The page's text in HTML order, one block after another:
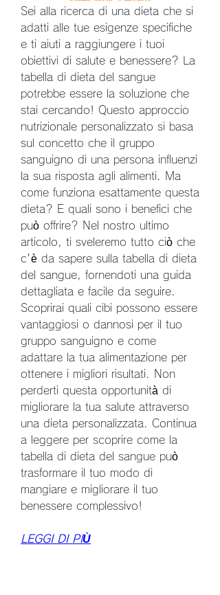
Sei alla ricerca di una dieta che si
adatti alle tue esigenze specifiche
e ti aiuti a raggiungere i tuoi
obiettivi di salute e benessere? La
tabella di dieta del sangue
potrebbe essere la soluzione che
stai cercando! Questo approccio
nutrizionale personalizzato si basa
sul concetto che il gruppo
sanguigno di una persona influenzi
la sua risposta agli alimenti. Ma
come funziona esattamente questa
dieta? E quali sono i benefici che
può offrire? Nel nostro ultimo
articolo, ti sveleremo tutto ciò che
c'è da sapere sulla tabella di dieta
del sangue, fornendoti una guida
dettagliata e facile da seguire.
Scoprirai quali cibi possono essere
vantaggiosi o dannosi per il tuo
gruppo sanguigno e come
adattare la tua alimentazione per
ottenere i migliori risultati. Non
perderti questa opportunità di
migliorare la tua salute attraverso
una dieta personalizzata. Continua
a leggere per scoprire come la
tabella di dieta del sangue può
trasformare il tuo modo di
mangiare e migliorare il tuo
benessere complessivo!
LEGGI DI PIÙ